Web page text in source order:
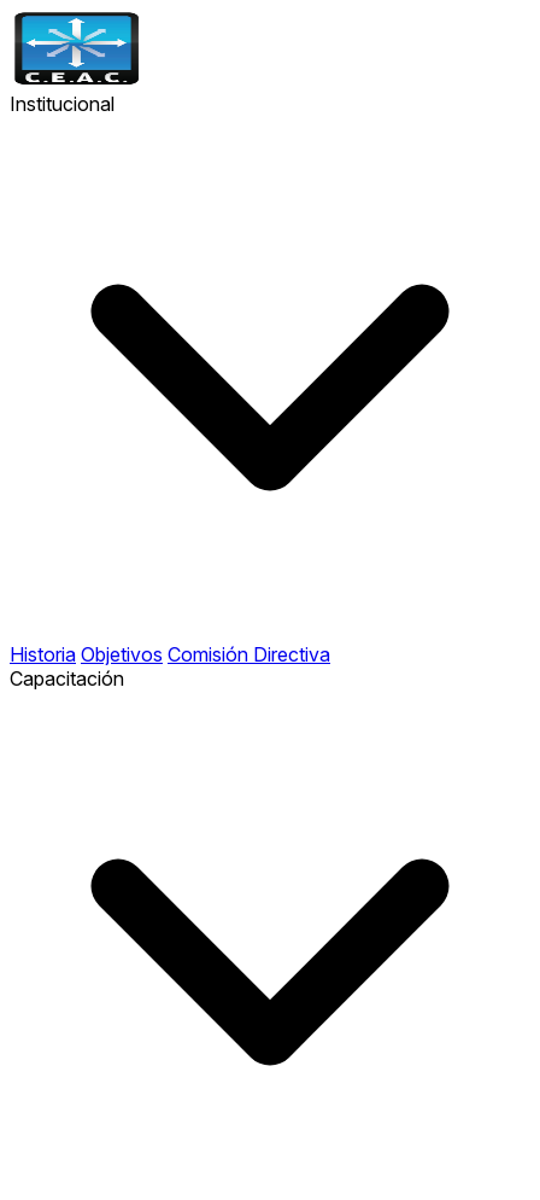
Institucional
Historia Objetivos Comisión Directiva
Capacitación